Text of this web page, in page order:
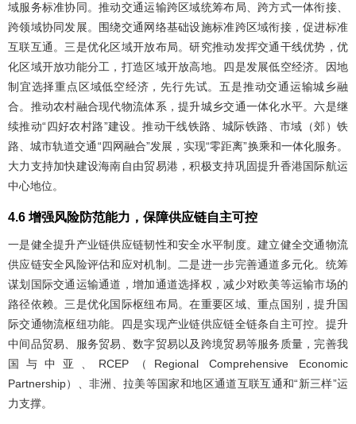
域服务标准协同。推动交通运输跨区域统筹布局、跨方式一体衔接、
跨领域协同发展。围绕交通网络基础设施标准跨区域衔接，促进标准
互联互通。三是优化区域开放布局。研究推动发挥交通干线优势，优
化区域开放功能分工，打造区域开放高地。四是发展低空经济。因地
制宜选择重点区域低空经济，先行先试。五是推动交通运输城乡融
合。推动农村融合现代物流体系，提升城乡交通一体化水平。六是继
续推动“四好农村路”建设。推动干线铁路、城际铁路、市域（郊）铁
路、城市轨道交通“四网融合”发展，实现“零距离”换乘和一体化服务。
大力支持加快建设海南自由贸易港，积极支持巩固提升香港国际航运
中心地位。
4.6 增强风险防范能力，保障供应链自主可控
一是健全提升产业链供应链韧性和安全水平制度。建立健全交通物流
供应链安全风险评估和应对机制。二是进一步完善通道多元化。统筹
谋划国际交通运输通道，增加通道选择权，减少对欧美等运输市场的
路径依赖。三是优化国际枢纽布局。在重要区域、重点国别，提升国
际交通物流枢纽功能。四是实现产业链供应链全链条自主可控。提升
中间品贸易、服务贸易、数字贸易以及跨境贸易等服务质量，完善我
国与中亚、RCEP（Regional Comprehensive Economic
Partnership）、非洲、拉美等国家和地区通道互联互通和“新三样”运
力支撑。